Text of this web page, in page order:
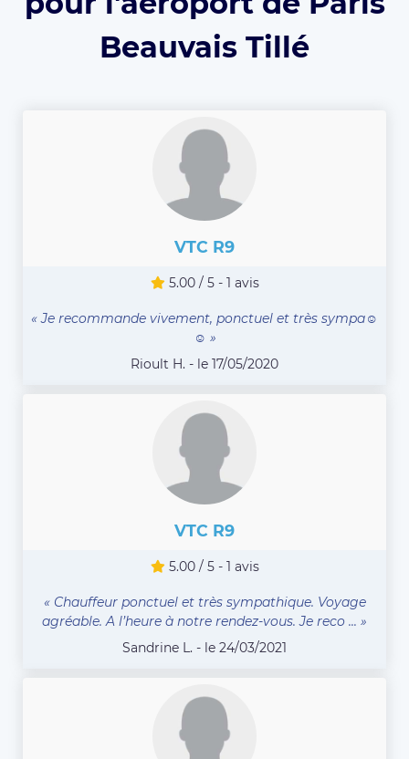
Beauvais Tillé
VTC R9
5.00 / 5 - 1 avis
« Je recommande vivement, ponctuel et très sympa☺️
☺️ »
Rioult H. - le 17/05/2020
VTC R9
5.00 / 5 - 1 avis
« Chauffeur ponctuel et très sympathique. Voyage
agréable. A l’heure à notre rendez-vous. Je reco ... »
Sandrine L. - le 24/03/2021